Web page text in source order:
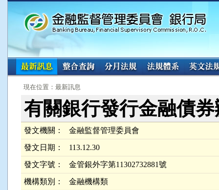
:::
現在位置：最新訊息
有關銀行發行金融債
發文機關： 金融監督管理委員會
發文日期： 113.12.30
發文字號： 金管銀外字第11302732881號
機構類別： 金融機構類